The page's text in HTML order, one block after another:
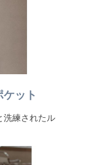
ット
洗練されたル